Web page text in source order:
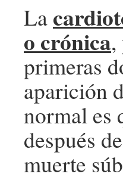
La
o crónica,
primeras
aparición
normal es
después
muerte